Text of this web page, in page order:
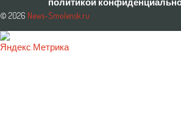
© 2026 News-Smolensk.ru